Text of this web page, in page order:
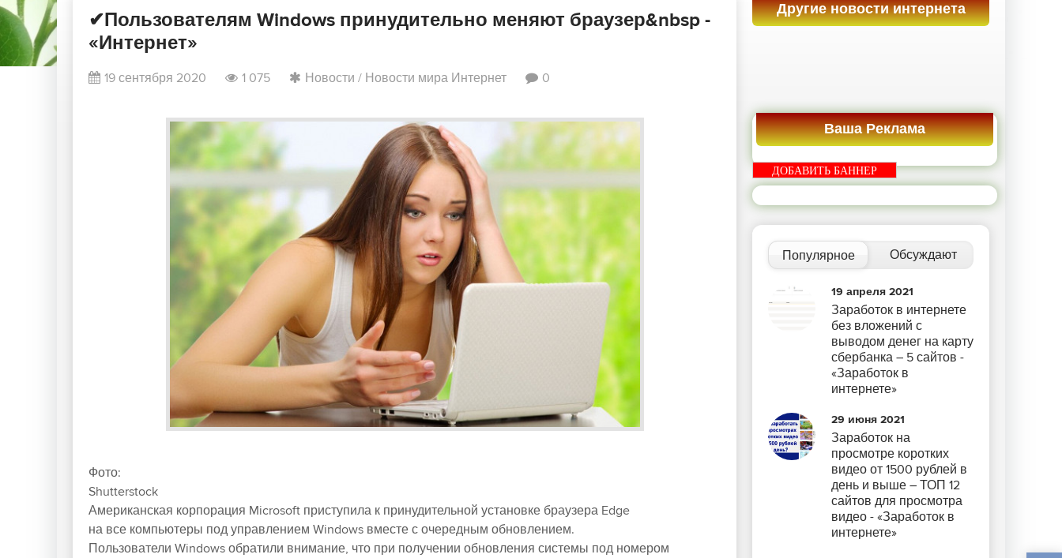
✔Пользователям Windows принудительно меняют браузер&nbsp -
«Интернет»
19 сентября 2020 1 075 Новости / Новости мира Интернет 0
Фото:
Shutterstock
Американская корпорация Microsoft приступила к принудительной установке браузера Edge
на все компьютеры под управлением Windows вместе с очередным обновлением.
Пользователи Windows обратили внимание, что при получении обновления системы под номером
Другие новости интернета
Ваша Реклама
ДОБАВИТЬ БАННЕР
Популярное Обсуждают
19 апреля 2021
Заработок в интернете
без вложений с
выводом денег на карту
сбербанка – 5 сайтов -
«Заработок в
интернете»
29 июня 2021
Заработок на
просмотре коротких
видео от 1500 рублей в
день и выше – ТОП 12
сайтов для просмотра
видео - «Заработок в
интернете»